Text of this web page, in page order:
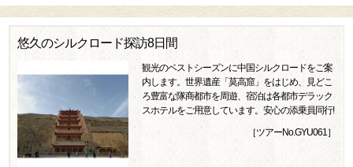
悠久のシルクロード探訪8日間
観光のベストシーズンに中国シルクロードをご案
内します。世界遺産「莫高窟」をはじめ、見どこ
ろ豊富な隊商都市を周遊、宿泊は各都市デラック
スホテルをご用意しています。安心の添乗員同行!
［ツアーNo.GYU061］